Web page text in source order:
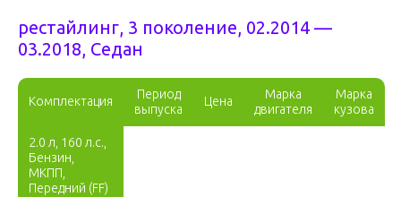
рестайлинг, 3 поколение, 02.2014 —
03.2018, Седан
Комплектация
Период
выпуска
Цена
Марка
двигателя
Марка
кузова
2.0 л, 160 л.с.,
Бензин,
МКПП,
Передний (FF)